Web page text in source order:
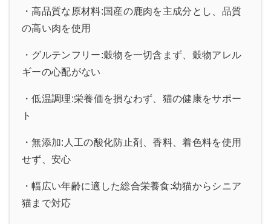
・高品質な原材料:国産の鹿肉を主成分とし、品質
の高い肉を使用
・グルテンフリー:穀物を一切含まず、穀物アレル
ギーの心配がない
・低温調理:栄養価を損なわず、猫の健康をサポー
ト
・無添加:人工の酸化防止剤、香料、着色料を使用
せず、安心
・幅広い年齢に適した総合栄養食:幼猫からシニア
猫まで対応